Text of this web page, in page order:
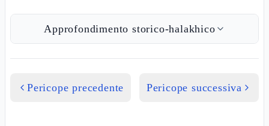
Approfondimento storico-halakhico
Pericope precedente Pericope successiva